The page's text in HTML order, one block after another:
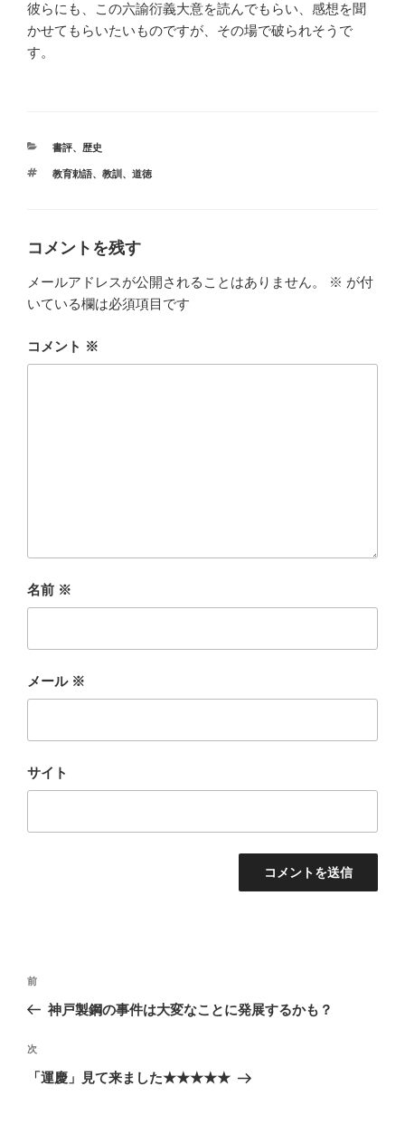
彼らにも、この六諭衍義大意を読んでもらい、感想を聞
かせてもらいたいものですが、その場で破られそうで
す。
カ
ゴ
書評、 歴史
タ
教育勅語、 教訓 、 道徳
コメントを残す
メールアドレスが公開されることはありません。 ※ が付
いている欄は必須項目です
コメント ※
名前 ※
メール ※
サイト
投
ビ
ゲ
前
の
稿
前
神戸製鋼の事件は大変なことに発展するかも？
次
の
次
「運慶」見て来ました★★★★★